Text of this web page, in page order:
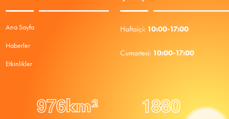
Ana Sayfa
Haberler
Etkinlikler
Haftaiçi: 10:00-17:00
Cumartesi: 10:00-17:00
976km² 1880